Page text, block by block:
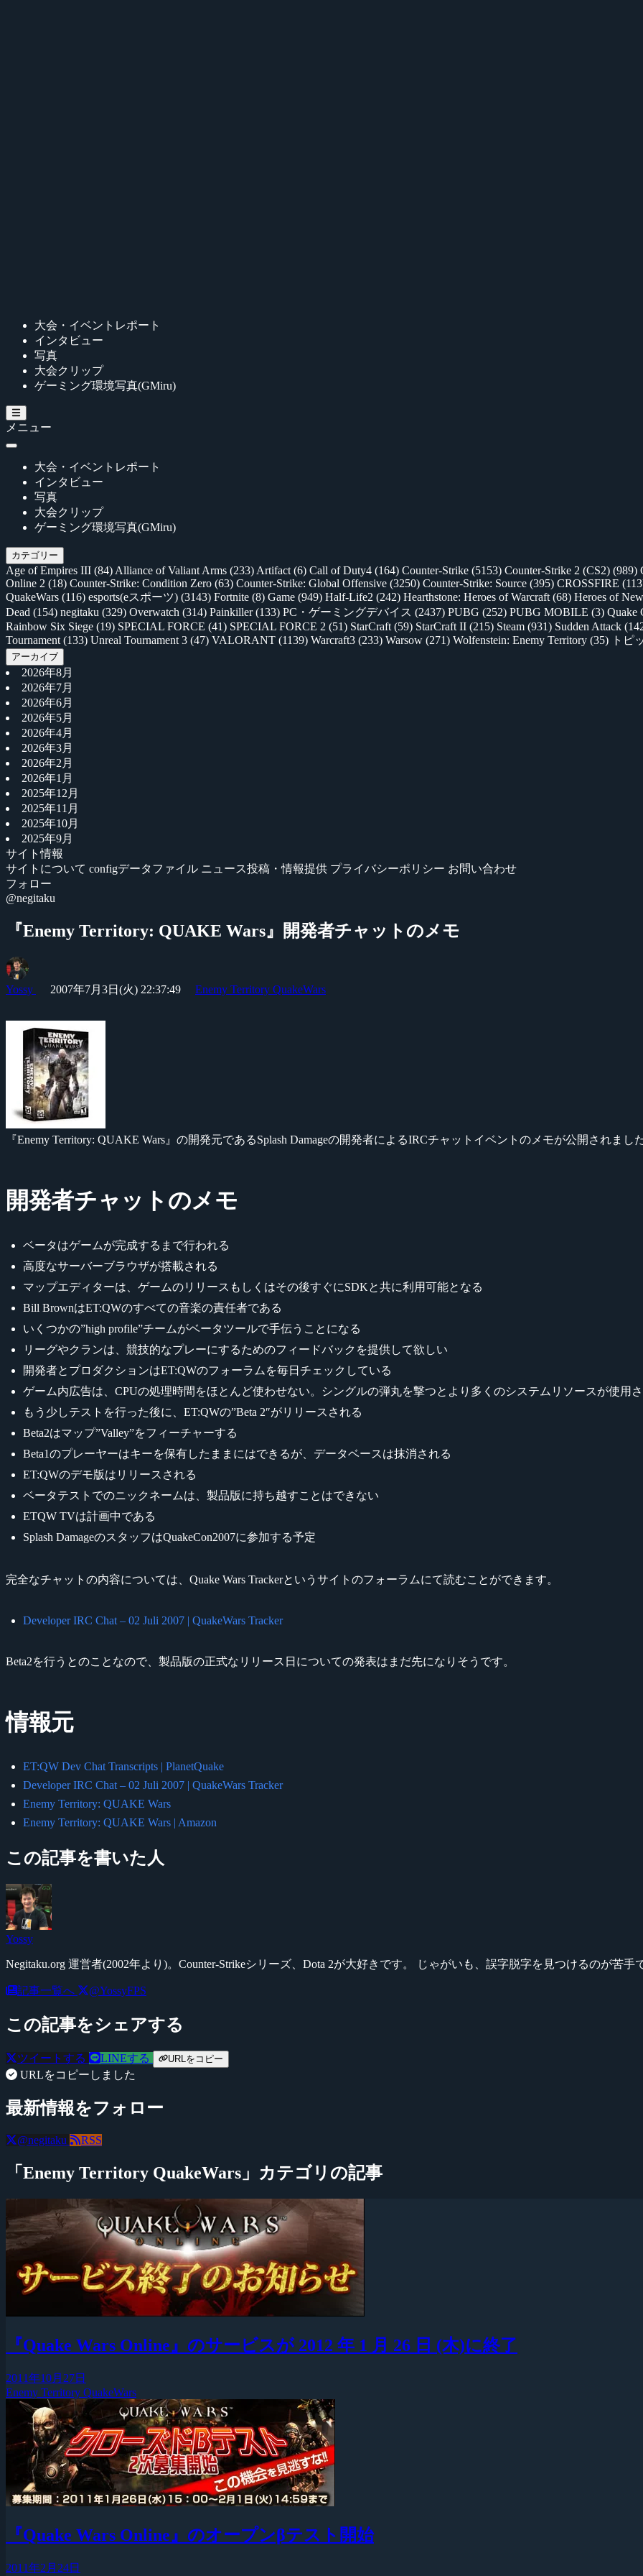
大会・イベントレポート
インタビュー
写真
大会クリップ
ゲーミング環境写真(GMiru)
メニュー
大会・イベントレポート
インタビュー
写真
大会クリップ
ゲーミング環境写真(GMiru)
カテゴリー
Age of Empires III (84) Alliance of Valiant Arms (233) Artifact (6) Call of Duty4 (164) Counter-Strike (5153) Counter-Strike 2 (CS2) (989)
Online 2 (18) Counter-Strike: Condition Zero (63) Counter-Strike: Global Offensive (3250) Counter-Strike: Source (395) CROSSFIRE
QuakeWars (116) esports(eスポーツ) (3143) Fortnite (8) Game (949) Half-Life2 (242) Hearthstone: Heroes of Warcraft (68) Heroes of
Dead (154) negitaku (329) Overwatch (314) Painkiller(133) PC・ゲーミングデバイス (2437) PUBG (252) PUBG MOBILE (3) Quake
Rainbow Six Siege (19) SPECIAL FORCE (41) SPECIAL FORCE 2 (51) StarCraft (59) StarCraft II (215) Steam (931) Sudden Attack
Tournament (133) Unreal Tournament 3 (47) VALORANT (1139) Warcraft3 (233) Warsow (271) Wolfenstein: Enemy Territory (35) トピ
アーカイブ
2026年8月
2026年7月
2026年6月
2026年5月
2026年4月
2026年3月
2026年2月
2026年1月
2025年12月
2025年11月
2025年10月
2025年9月
サイト情報
サイトについて configデータファイル ニュース投稿・情報提供 プライバシーポリシー お問い合わせ
フォロー
@negitaku
『Enemy Territory: QUAKE Wars』開発者チャットのメモ
Yossy 2007年7月3日(火) 22:37:49 Enemy Territory QuakeWars
『Enemy Territory: QUAKE Wars』の開発元であるSplash Damageの開発者によるIRCチャットイベントのメモが公開されまし
開発者チャットのメモ
ベータはゲームが完成するまで行われる
高度なサーバーブラウザが搭載される
マップエディターは、ゲームのリリースもしくはその後すぐにSDKと共に利用可能となる
Bill BrownはET:QWのすべての音楽の責任者である
いくつかの”high profile”チームがベータツールで手伝うことになる
リーグやクランは、競技的なプレーにするためのフィードバックを提供して欲しい
開発者とプロダクションはET:QWのフォーラムを毎日チェックしている
ゲーム内広告は、CPUの処理時間をほとんど使わせない。シングルの弾丸を撃つとより多くのシステムリソースが使用
もう少しテストを行った後に、ET:QWの”Beta 2″がリリースされる
Beta2はマップ”Valley”をフィーチャーする
Beta1のプレーヤーはキーを保有したままにはできるが、データベースは抹消される
ET:QWのデモ版はリリースされる
ベータテストでのニックネームは、製品版に持ち越すことはできない
ETQW TVは計画中である
Splash DamageのスタッフはQuakeCon2007に参加する予定
完全なチャットの内容については、Quake Wars Trackerというサイトのフォーラムにて読むことができます。
Developer IRC Chat – 02 Juli 2007 | QuakeWars Tracker
Beta2を行うとのことなので、製品版の正式なリリース日についての発表はまだ先になりそうです。
情報元
ET:QW Dev Chat Transcripts | PlanetQuake
Developer IRC Chat – 02 Juli 2007 | QuakeWars Tracker
Enemy Territory: QUAKE Wars
Enemy Territory: QUAKE Wars | Amazon
この記事を書いた人
Yossy
Negitaku.org 運営者(2002年より)。Counter-Strikeシリーズ、Dota 2が大好きです。 じゃがいも、誤字脱字を見つけるのが苦
記事一覧へ @YossyFPS
この記事をシェアする
ツイートする LINEする URLをコピー
URLをコピーしました
最新情報をフォロー
@negitaku RSS
「Enemy Territory QuakeWars」カテゴリの記事
『Quake Wars Online』のサービスが 2012 年 1 月 26 日 (木)に終了
2011年10月27日
Enemy Territory QuakeWars
『Quake Wars Online』のオープンβテスト開始
2011年2月24日